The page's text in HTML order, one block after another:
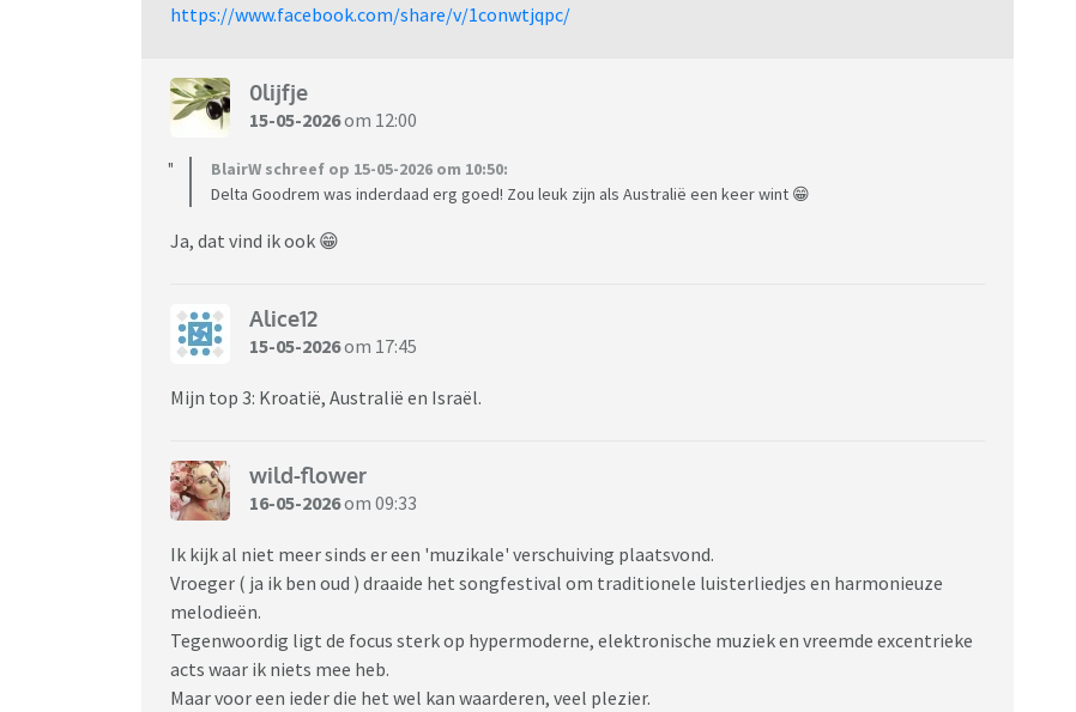
https://www.facebook.com/share/v/1conwtjqpc/
0lijfje
15-05-2026om 12:00
BlairW schreef op 15-05-2026 om 10:50:
Delta Goodrem was inderdaad erg goed! Zou leuk zijn als Australië een keer wint 😁
Ja, dat vind ik ook 😁
Alice12
15-05-2026om 17:45
Mijn top 3: Kroatië, Australië en Israël.
wild-flower
16-05-2026om 09:33
Ik kijk al niet meer sinds er een 'muzikale' verschuiving plaatsvond.
Vroeger ( ja ik ben oud ) draaide het songfestival om traditionele luisterliedjes en harmonieuze
melodieën.
Tegenwoordig ligt de focus sterk op hypermoderne, elektronische muziek en vreemde excentrieke
acts waar ik niets mee heb.
Maar voor een ieder die het wel kan waarderen, veel plezier.